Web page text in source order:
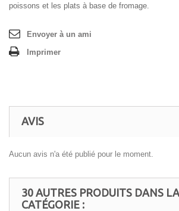
poissons et les plats à base de fromage.
Envoyer à un ami
Imprimer
AVIS
Aucun avis n'a été publié pour le moment.
30 AUTRES PRODUITS DANS
CATÉGORIE :